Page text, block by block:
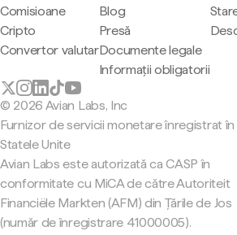
Comisioane
Cripto
Convertor valutar
Blog
Presă
Documente legale
Informații obligatorii
© 2026 Avian Labs, Inc
Furnizor de servicii monetare înregistrat în
Statele Unite
Avian Labs este autorizată ca CASP în
conformitate cu MiCA de către Autoriteit
Financiële Markten (AFM) din Țările de Jos
(număr de înregistrare 41000005).